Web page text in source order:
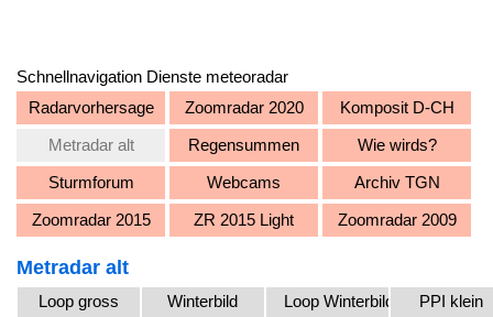
Schnellnavigation Dienste meteoradar
Radarvorhersage
Zoomradar 2020
Komposit D-CH
Metradar alt
Regensummen
Wie wirds?
Sturmforum
Webcams
Archiv TGN
Zoomradar 2015
ZR 2015 Light Zoomradar 2009
Metradar alt
Loop gross Winterbild Loop Winterbild PPI klein